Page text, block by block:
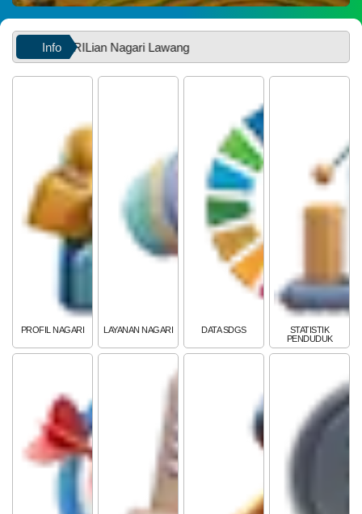
PEMERINTAH LAYANAN MANDIRI PENGADUAN
POPULASI
DAFTAR PEMILIH
Info
Nagari Lawang
PROFIL NAGARI LAYANAN NAGARI DATA SDGS
STATISTIK
PENDUDUK